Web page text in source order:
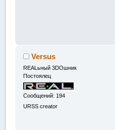
Versus
REALьный 3DOшник
Постоялец
Сообщений: 194
URSS creator